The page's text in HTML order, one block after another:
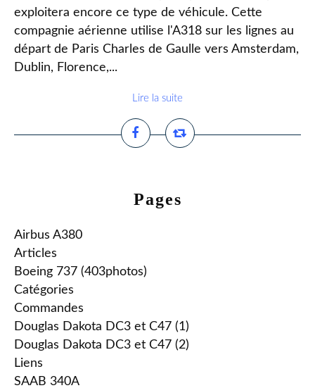
exploitera encore ce type de véhicule. Cette
compagnie aérienne utilise l'A318 sur les lignes au
départ de Paris Charles de Gaulle vers Amsterdam,
Dublin, Florence,...
Lire la suite
Pages
Airbus A380
Articles
Boeing 737 (403photos)
Catégories
Commandes
Douglas Dakota DC3 et C47 (1)
Douglas Dakota DC3 et C47 (2)
Liens
SAAB 340A